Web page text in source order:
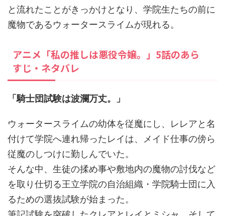
と流れたことがきっかけとなり、学院生たちの前に
魔物であるウォータースライムが現れる。
アニメ「私の推しは悪役令嬢。」5話のあら
すじ・ネタバレ
「騎士団試験は波瀾万丈。」
ウォータースライムの幼体を従魔にし、レレアと名
付けて学院へ連れ帰ったレイは、メイド仕事の傍ら
従魔のしつけに勤しんでいた。
そんな中、生徒の揉め事や敷地内の魔物の討伐など
を取り仕切る王立学院の自治組織・学院騎士団に入
るための選抜試験が始まった。